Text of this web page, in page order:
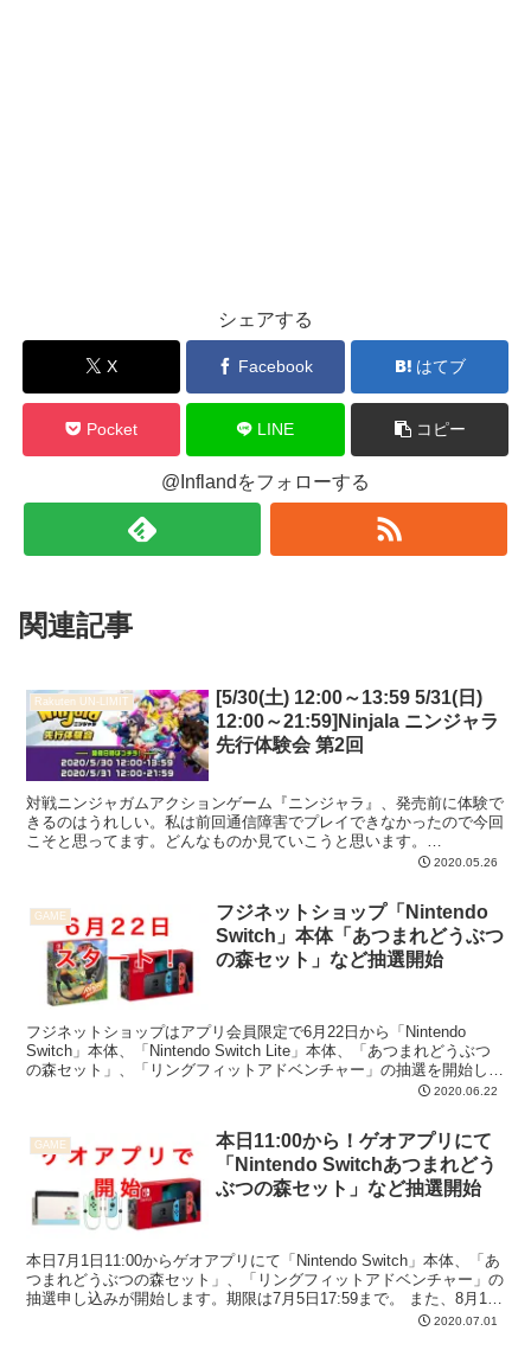
シェアする
X Facebook はてブ
Pocket LINE コピー
@Inflandをフォローする
関連記事
Rakuten UN-LIMIT
[5/30(土) 12:00～13:59 5/31(日)
12:00～21:59]Ninjala ニンジャラ
先行体験会 第2回
対戦ニンジャガムアクションゲーム『ニンジャラ』、発売前に体験で
きるのはうれしい。私は前回通信障害でプレイできなかったので今回
こそと思ってます。どんなものか見ていこうと思います。
2020.05.26
GAME
フジネットショップ「Nintendo
Switch」本体「あつまれどうぶつ
の森セット」など抽選開始
フジネットショップはアプリ会員限定で6月22日から「Nintendo
Switch」本体、「Nintendo Switch Lite」本体、「あつまれどうぶつ
の森セット」、「リングフィットアドベンチャー」の抽選を開始しま
2020.06.22
GAME
本日11:00から！ゲオアプリにて
「Nintendo Switchあつまれどう
ぶつの森セット」など抽選開始
本日7月1日11:00からゲオアプリにて「Nintendo Switch」本体、「あ
つまれどうぶつの森セット」、「リングフィットアドベンチャー」の
抽選申し込みが開始します。期限は7月5日17:59まで。 また、8月16
2020.07.01